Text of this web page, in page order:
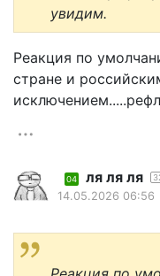
увидим.
Реакция по
стране и
04 ля ля ля
14.05.2026 06:56